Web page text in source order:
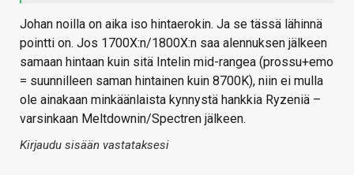
Johan noilla on aika iso hintaerokin. Ja se tässä lähinnä
pointti on. Jos 1700X:n/1800X:n saa alennuksen jälkeen
samaan hintaan kuin sitä Intelin mid-rangea (prossu+emo
= suunnilleen saman hintainen kuin 8700K), niin ei mulla
ole ainakaan minkäänlaista kynnystä hankkia Ryzeniä –
varsinkaan Meltdownin/Spectren jälkeen.
Kirjaudu sisään vastataksesi